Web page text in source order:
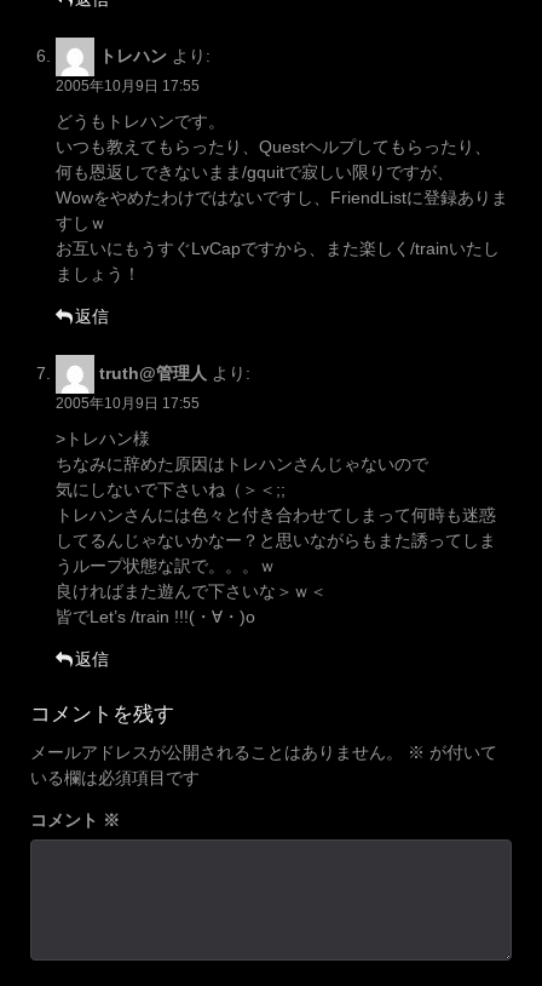
トレハン より:
2005年10月9日 17:55
どうもトレハンです。
いつも教えてもらったり、Questヘルプしてもらったり、
何も恩返しできないまま/gquitで寂しい限りですが、
Wowをやめたわけではないですし、FriendListに登録ありま
すしｗ
お互いにもうすぐLvCapですから、また楽しく/trainいたし
ましょう！
返信
truth@管理人 より:
2005年10月9日 17:55
>トレハン様
ちなみに辞めた原因はトレハンさんじゃないので
気にしないで下さいね（＞＜;;
トレハンさんには色々と付き合わせてしまって何時も迷惑
してるんじゃないかなー？と思いながらもまた誘ってしま
うループ状態な訳で。。。ｗ
良ければまた遊んで下さいな＞ｗ＜
皆でLet’s /train !!!(・∀・)o
返信
コメントを残す
メールアドレスが公開されることはありません。 ※ が付いて
いる欄は必須項目です
コメント ※